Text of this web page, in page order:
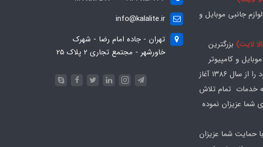
جانبی موبایل و
لایت) بزرگترین
و کامپیوتر
در محدوده که کار خود را از سال ۱۳۸۶ آغاز
خدمات تمام تلاش
شما عزیزان نموده
حمایت شما عزیزان
info@kalalite.ir
تهران - جاده امام رضا - شهرک
خاورشهر - مجتمع تجاری 2 پلاک 25